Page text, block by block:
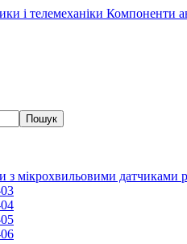
Компоненти
з мікрохвильовими датчиками